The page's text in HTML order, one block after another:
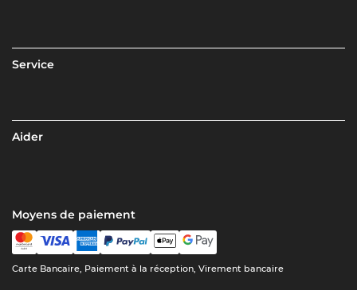
Service
Aider
Moyens de paiement
Carte Bancaire, Paiement à la réception, Virement bancaire